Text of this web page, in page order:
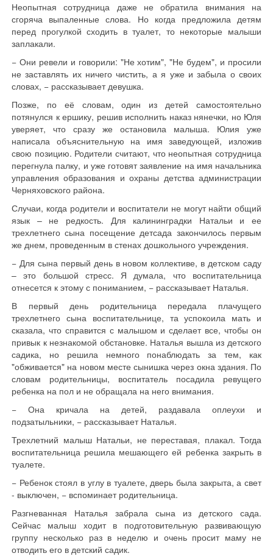
Неопытная сотрудница даже не обратила внимания на
сгоряча выпаленные слова. Но когда предложила детям
перед прогулкой сходить в туалет, то некоторые малыши
заплакали.
− Они ревели и говорили: "Не хотим", "Не будем", и просили
не заставлять их ничего чистить, а я уже и забыла о своих
словах, − рассказывает девушка.
Позже, по её словам, один из детей самостоятельно
потянулся к ершику, решив исполнить наказ нянечки, но Юля
уверяет, что сразу же остановила малыша. Юлия уже
написала объяснительную на имя заведующей, изложив
свою позицию. Родители считают, что неопытная сотрудница
перегнула палку, и уже готовят заявление на имя начальника
управления образования и охраны детства администрации
Черняховского района.
Случаи, когда родители и воспитатели не могут найти общий
язык – не редкость. Для калининградки Натальи и ее
трехлетнего сына посещение детсада закончилось первым
же днем, проведенным в стенах дошкольного учреждения.
− Для сына первый день в новом коллективе, в детском саду
– это большой стресс. Я думала, что воспитательница
отнесется к этому с пониманием, − рассказывает Наталья.
В первый день родительница передала плачущего
трехлетнего сына воспитательнице, та успокоила мать и
сказала, что справится с малышом и сделает все, чтобы он
привык к незнакомой обстановке. Наталья вышла из детского
садика, но решила немного понаблюдать за тем, как
"обживается" на новом месте сынишка через окна здания. По
словам родительницы, воспитатель посадила ревущего
ребенка на пол и не обращала на него внимания.
− Она кричала на детей, раздавала оплеухи и
подзатыльники, − рассказывает Наталья.
Трехлетний малыш Натальи, не переставая, плакал. Тогда
воспитательница решила мешающего ей ребенка закрыть в
туалете.
− Ребенок стоял в углу в туалете, дверь была закрыта, а свет
- выключен, − вспоминает родительница.
Разгневанная Наталья забрала сына из детского сада.
Сейчас малыш ходит в подготовительную развивающую
группу несколько раз в неделю и очень просит маму не
отводить его в детский садик.